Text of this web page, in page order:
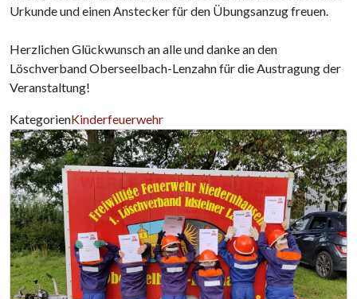
Urkunde und einen Anstecker für den Übungsanzug freuen.
Herzlichen Glückwunsch an alle und danke an den
Löschverband Oberseelbach-Lenzahn für die Austragung der
Veranstaltung!
KategorienKinderfeuerwehr